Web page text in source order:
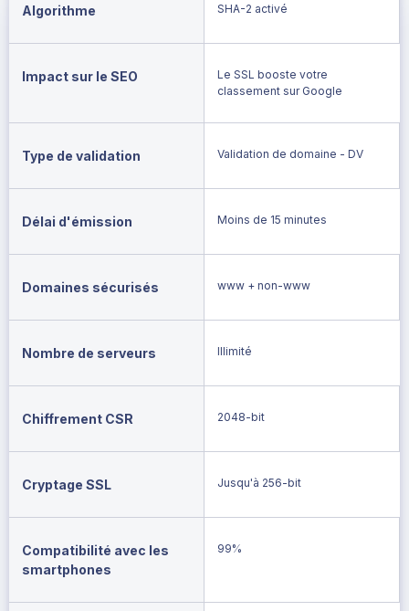
Algorithme SHA-2 activé
Impact sur le SEO
Le SSL booste votre
classement sur Google
Type de validation Validation de domaine - DV
Délai d'émission Moins de 15 minutes
Domaines sécurisés www + non-www
Nombre de serveurs Illimité
Chiffrement CSR 2048-bit
Cryptage SSL Jusqu'à 256-bit
Compatibilité avec les
smartphones
99%